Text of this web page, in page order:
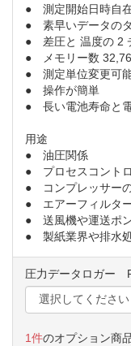
● 測定開始日時自
● 素早いデータの
● 差圧と 温度の 2
● メモリー数
● 測定単位変更可
● 操作が簡単
● 長い電池寿命と
用途
● 油圧関係
● プロセスコント
● コンプレッサー
● エアーフィルタ
● 送風機や運送ポ
● 製紙業界や排水
圧力データロガー
1件のオプション商